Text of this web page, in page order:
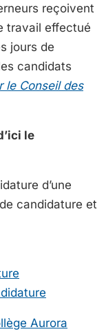
reçoivent
travail effectué
jours de
candidats
le Conseil des
le
d’une
candidature et
Aurora